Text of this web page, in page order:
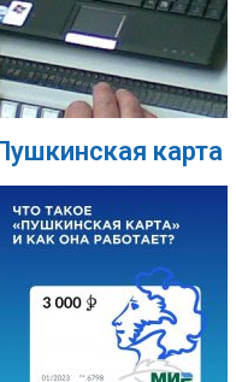
карта